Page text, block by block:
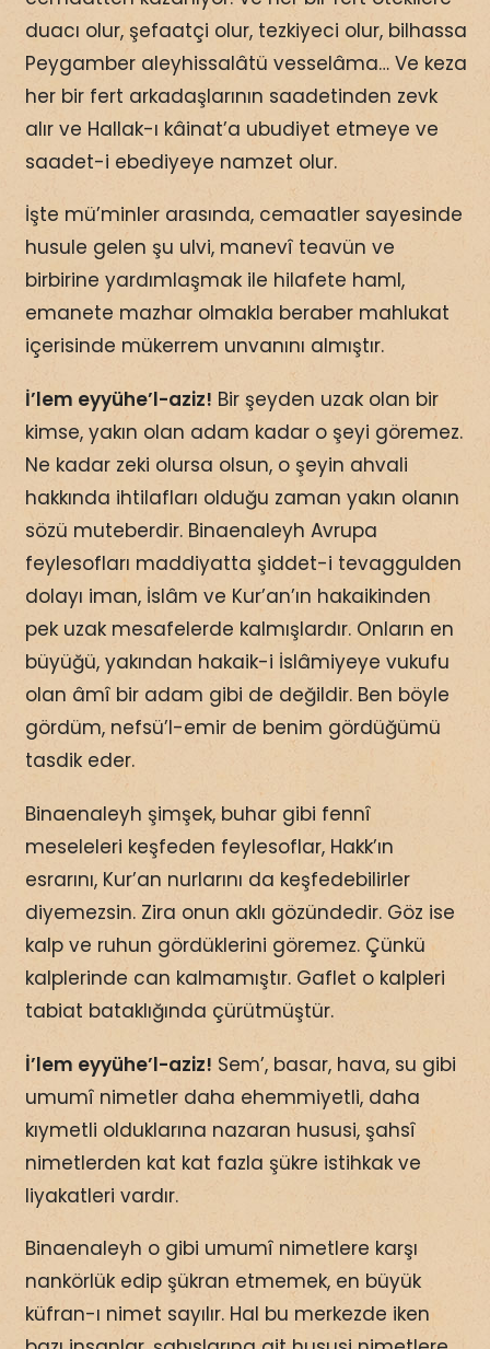
duacı olur, şefaatçi olur, tezkiyeci olur, bilhassa
Peygamber aleyhissalâtü vesselâma… Ve keza
her bir fert arkadaşlarının saadetinden zevk
alır ve Hallak-ı kâinat’a ubudiyet etmeye ve
saadet-i ebediyeye namzet olur.
İşte mü’minler arasında, cemaatler sayesinde
husule gelen şu ulvi, manevî teavün ve
birbirine yardımlaşmak ile hilafete haml,
emanete mazhar olmakla beraber mahlukat
içerisinde mükerrem unvanını almıştır.
İ’lem eyyühe’l-aziz! Bir şeyden uzak olan bir
kimse, yakın olan adam kadar o şeyi göremez.
Ne kadar zeki olursa olsun, o şeyin ahvali
hakkında ihtilafları olduğu zaman yakın olanın
sözü muteberdir. Binaenaleyh Avrupa
feylesofları maddiyatta şiddet-i tevaggulden
dolayı iman, İslâm ve Kur’an’ın hakaikinden
pek uzak mesafelerde kalmışlardır. Onların en
büyüğü, yakından hakaik-i İslâmiyeye vukufu
olan âmî bir adam gibi de değildir. Ben böyle
gördüm, nefsü’l-emir de benim gördüğümü
tasdik eder.
Binaenaleyh şimşek, buhar gibi fennî
meseleleri keşfeden feylesoflar, Hakk’ın
esrarını, Kur’an nurlarını da keşfedebilirler
diyemezsin. Zira onun aklı gözündedir. Göz ise
kalp ve ruhun gördüklerini göremez. Çünkü
kalplerinde can kalmamıştır. Gaflet o kalpleri
tabiat bataklığında çürütmüştür.
İ’lem eyyühe’l-aziz! Sem’, basar, hava, su gibi
umumî nimetler daha ehemmiyetli, daha
kıymetli olduklarına nazaran hususi, şahsî
nimetlerden kat kat fazla şükre istihkak ve
liyakatleri vardır.
Binaenaleyh o gibi umumî nimetlere karşı
nankörlük edip şükran etmemek, en büyük
küfran-ı nimet sayılır. Hal bu merkezde iken